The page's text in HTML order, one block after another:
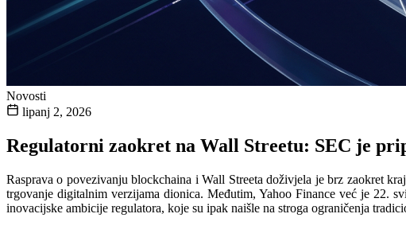
Novosti
lipanj 2, 2026
Regulatorni zaokret na Wall Streetu: SEC je
Rasprava o povezivanju blockchaina i Wall Streeta doživjela je brz zaokret
trgovanje digitalnim verzijama dionica. Međutim, Yahoo Finance već je 22.
inovacijske ambicije regulatora, koje su ipak naišle na stroga ograničenja